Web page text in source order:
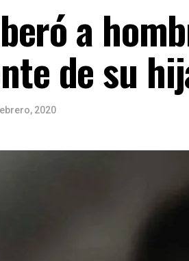
a
de su
2020